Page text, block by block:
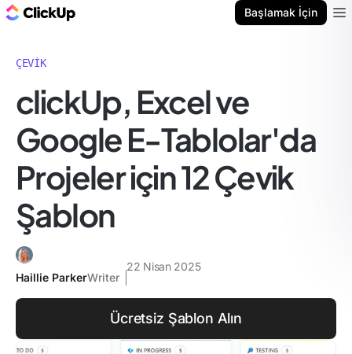
Başlamak İçin
ÇEVIK
clickUp, Excel ve
Google E-Tablolar'da
Projeler için 12 Çevik
Şablon
Haillie ParkerWriter
22 Nisan 2025
Ücretsiz Şablon Alın